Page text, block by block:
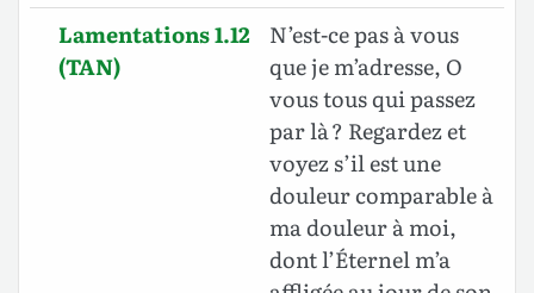
Lamentations 1.12
(TAN)
N’est-ce pas à vous
que je m’adresse, O
vous tous qui passez
par là ? Regardez et
voyez s’il est une
douleur comparable à
ma douleur à moi,
dont l’Éternel m’a